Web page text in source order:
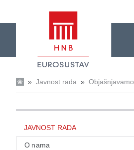
» Javnost rada » Objašnjavamo
JAVNOST RADA
O nama